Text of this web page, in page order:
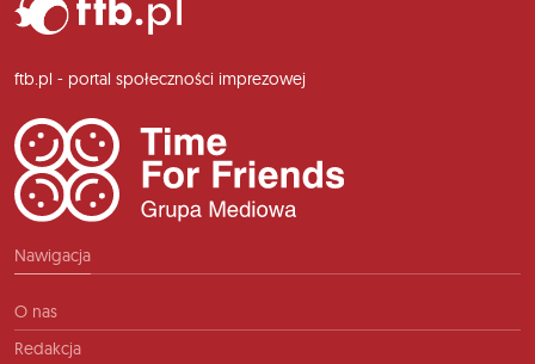
ftb.pl - portal społeczności imprezowej
Nawigacja
O nas
Redakcja